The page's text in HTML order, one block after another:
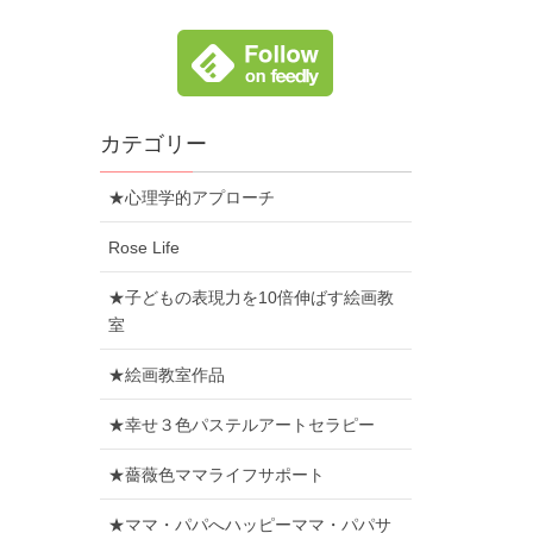
カテゴリー
★心理学的アプローチ
Rose Life
★子どもの表現力を10倍伸ばす絵画教
室
★絵画教室作品
★幸せ３色パステルアートセラピー
★薔薇色ママライフサポート
★ママ・パパへハッピーママ・パパサ